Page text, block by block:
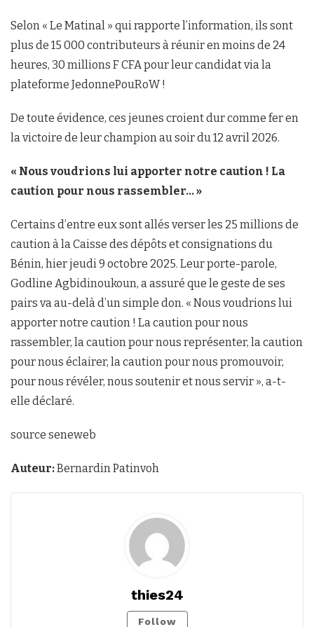
Selon « Le Matinal » qui rapporte l’information, ils sont
plus de 15 000 contributeurs à réunir en moins de 24
heures, 30 millions F CFA pour leur candidat via la
plateforme JedonnePouRoW !
De toute évidence, ces jeunes croient dur comme fer en
la victoire de leur champion au soir du 12 avril 2026.
« Nous voudrions lui apporter notre caution ! La
caution pour nous rassembler… »
Certains d’entre eux sont allés verser les 25 millions de
caution à la Caisse des dépôts et consignations du
Bénin, hier jeudi 9 octobre 2025. Leur porte-parole,
Godline Agbidinoukoun, a assuré que le geste de ses
pairs va au-delà d’un simple don. « Nous voudrions lui
apporter notre caution ! La caution pour nous
rassembler, la caution pour nous représenter, la caution
pour nous éclairer, la caution pour nous promouvoir,
pour nous révéler, nous soutenir et nous servir », a-t-
elle déclaré.
source seneweb
Auteur:Bernardin Patinvoh
thies24
Follow